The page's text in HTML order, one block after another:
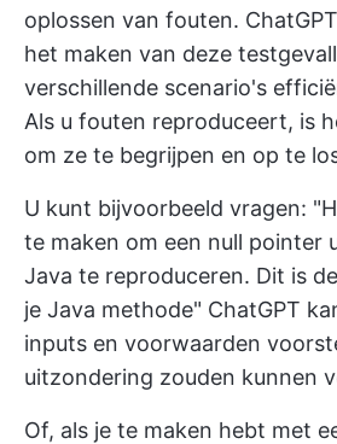
oplossen van fouten.
het maken van deze
verschillende scenario's
Als u fouten reproduceert, is
om ze te begrijpen en op te
U kunt bijvoorbeeld vragen:
te maken om een null pointer
Java te reproduceren. Dit is
je Java methode" ChatGPT
inputs en voorwaarden
uitzondering zouden kunnen
Of, als je te maken hebt met